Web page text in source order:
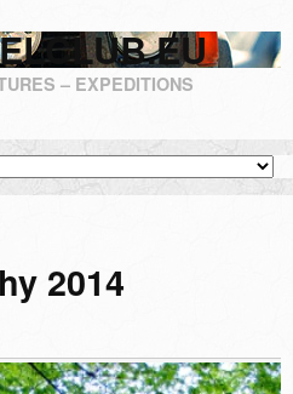
– EXPEDITIONS
2014